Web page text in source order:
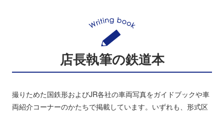
店長執筆の鉄道本
撮りためた国鉄形およびJR各社の車両写真をガイドブックや車
両紹介コーナーのかたちで掲載しています。いずれも、形式区